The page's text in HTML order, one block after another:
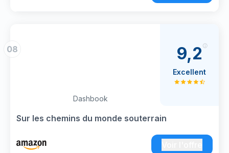
08
Dashbook
Sur les chemins du monde souterrain
9,2
Excellent